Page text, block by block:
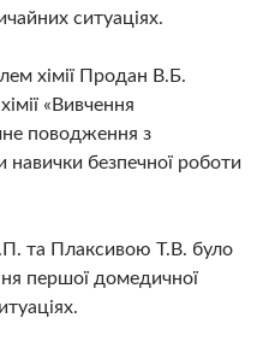
ситуаціях.
хімії Продан В.Б.
«Вивчення
поводження з
навички безпечної роботи
та Плаксивою Т.В. було
першої домедичної